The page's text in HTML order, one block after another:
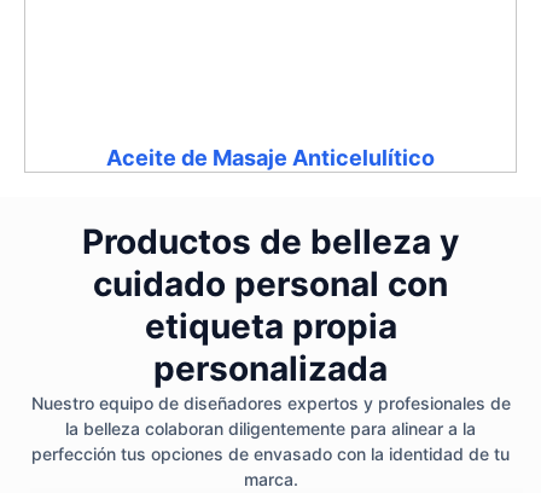
Aceite de Masaje Anticelulítico
Productos de belleza y
cuidado personal con
etiqueta propia
personalizada
Nuestro equipo de diseñadores expertos y profesionales de
la belleza colaboran diligentemente para alinear a la
perfección tus opciones de envasado con la identidad de tu
marca.